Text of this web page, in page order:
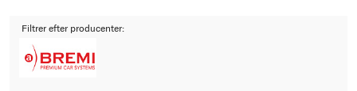
Filtrer efter producenter: